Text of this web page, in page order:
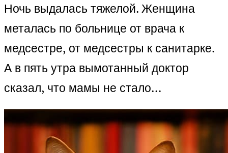
Ночь выдалась тяжелой. Женщина
металась по больнице от врача к
медсестре, от медсестры к санитарке.
А в пять утра вымотанный доктор
сказал, что мамы не стало…